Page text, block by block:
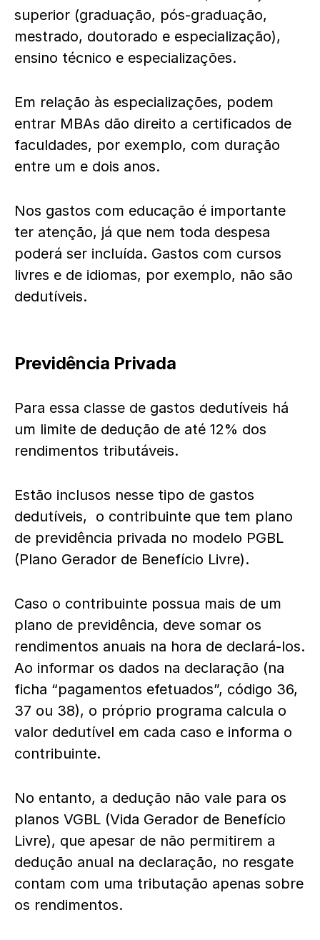
superior (graduação, pós-graduação,
mestrado, doutorado e especialização),
ensino técnico e especializações.
Em relação às especializações, podem
entrar MBAs dão direito a certificados de
faculdades, por exemplo, com duração
entre um e dois anos.
Nos gastos com educação é importante
ter atenção, já que nem toda despesa
poderá ser incluída. Gastos com cursos
livres e de idiomas, por exemplo, não são
dedutíveis.
Previdência Privada
Para essa classe de gastos dedutíveis há
um limite de dedução de até 12% dos
rendimentos tributáveis.
Estão inclusos nesse tipo de gastos
dedutíveis, o contribuinte que tem plano
de previdência privada no modelo PGBL
(Plano Gerador de Benefício Livre).
Caso o contribuinte possua mais de um
plano de previdência, deve somar os
rendimentos anuais na hora de declará-los.
Ao informar os dados na declaração (na
ficha “pagamentos efetuados”, código 36,
37 ou 38), o próprio programa calcula o
valor dedutível em cada caso e informa o
contribuinte.
No entanto, a dedução não vale para os
planos VGBL (Vida Gerador de Benefício
Livre), que apesar de não permitirem a
dedução anual na declaração, no resgate
contam com uma tributação apenas sobre
os rendimentos.